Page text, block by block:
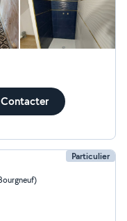
Contacter
Particulier